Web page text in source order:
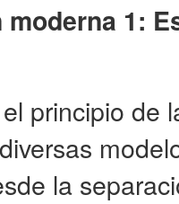
1:
principio de
la